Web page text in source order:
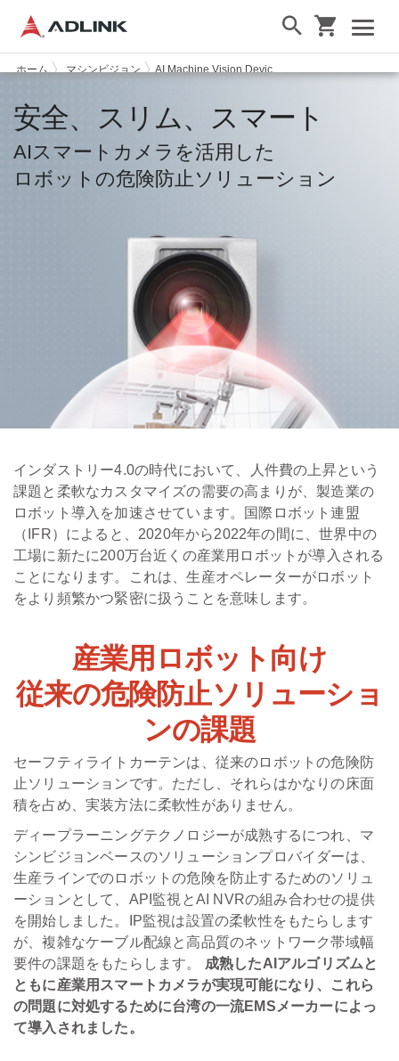
ホーム マシンビジョン AI Machine Vision Devices
安全、スリム、スマート
AIスマートカメラを活用した
ロボットの危険防止ソリューション
インダストリー4.0の時代において、人件費の上昇という
課題と柔軟なカスタマイズの需要の高まりが、製造業の
ロボット導入を加速させています。国際ロボット連盟
（IFR）によると、2020年から2022年の間に、世界中の
工場に新たに200万台近くの産業用ロボットが導入される
ことになります。これは、生産オペレーターがロボット
をより頻繁かつ緊密に扱うことを意味します。
産業用ロボット向け
従来の危険防止ソリューショ
ンの課題
セーフティライトカーテンは、従来のロボットの危険防
止ソリューションです。ただし、それらはかなりの床面
積を占め、実装方法に柔軟性がありません。
ディープラーニングテクノロジーが成熟するにつれ、マ
シンビジョンベースのソリューションプロバイダーは、
生産ラインでのロボットの危険を防止するためのソリュ
ーションとして、API監視とAI NVRの組み合わせの提供
を開始しました。IP監視は設置の柔軟性をもたらします
が、複雑なケーブル配線と高品質のネットワーク帯域幅
要件の課題をもたらします。 成熟したAIアルゴリズムと
ともに産業用スマートカメラが実現可能になり、これら
の問題に対処するために台湾の一流EMSメーカーによっ
て導入されました。